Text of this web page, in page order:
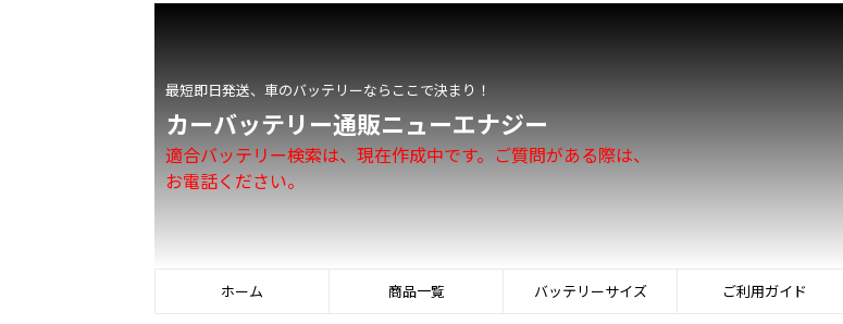
最短即日発送、車のバッテリーならここで決まり！
カーバッテリー通販ニューエナジー
適合バッテリー検索は、現在作成中です。ご質問がある際は、
お電話ください。
ホーム 商品一覧 バッテリーサイズ ご利用ガイド